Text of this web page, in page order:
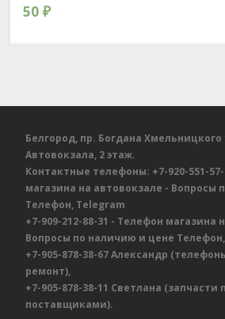
50 ₽
Белгород, пр. Богдана Хмельницкого
Автовокзала, 2 этаж.
Контактные телефоны: +7-920-551-
магазина на автовокзале - Вопросы
Телефон, Telegram
+7-909-212-88-31 - Телефон магазина
Вопросы по наличию и цене
+7-905-878-38-67Александр
ремонт),
+7-905-878-38-11 Светлана (запчасти
поставщиками).